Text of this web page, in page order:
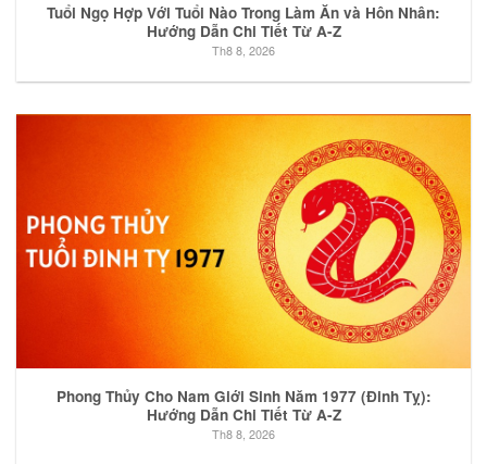
Tuổi Ngọ Hợp Với Tuổi Nào Trong Làm Ăn và Hôn Nhân:
Hướng Dẫn Chi Tiết Từ A-Z
Th8 8, 2026
Phong Thủy Cho Nam Giới Sinh Năm 1977 (Đinh Tỵ):
Hướng Dẫn Chi Tiết Từ A-Z
Th8 8, 2026